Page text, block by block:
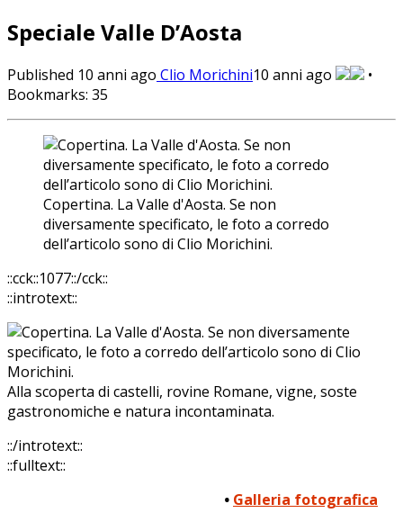
Speciale Valle D’Aosta
Published 10 anni ago Clio Morichini10 anni ago
•
Bookmarks: 35
Copertina. La Valle d'Aosta. Se non
diversamente specificato, le foto a corredo
dell’articolo sono di Clio Morichini.
::cck::1077::/cck::
::introtext::
Alla scoperta di castelli, rovine Romane, vigne, soste
gastronomiche e natura incontaminata.
::/introtext::
::fulltext::
• Galleria fotografica